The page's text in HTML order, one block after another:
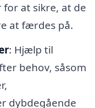
at sikre, at de
at færdes på.
: Hjælp til
behov, såsom
dybdegående